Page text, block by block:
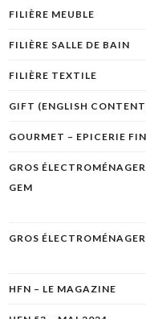
FILIÈRE MEUBLE
FILIÈRE SALLE DE BAIN
FILIÈRE TEXTILE
GIFT (ENGLISH
GOURMET – EPICERIE
GROS
GEM
GROS
HFN – LE MAGAZINE